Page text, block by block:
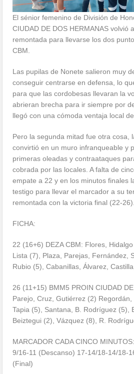
El sénior femenino de División de
CIUDAD DE DOS HERMANAS volvió
remontada para llevarse los dos
CBM.
Las pupilas de Nonete salieron muy
conseguir centrarse en defensa, lo
para que las cordobesas llevaran la
abrieran brecha para ir siempre por
llegó con una cómoda ventaja local
Pero la segunda mitad fue otra cosa,
convirtió en un muro infranqueable y
primeras oleadas y contraataques
cobrada por las locales. A falta de
empate a 22 y en los minutos finales
testigo para llevar el marcador a su
remontada con la victoria final (22-26).
FICHA:
22 (16+6) DEZA CBM: Flores,
Lista (7), Plaza, Parejas, Fernández,
Rubio (5), Cabanillas, Álvarez,
26 (11+15) BMM5 PROIN CIUDAD
Parejo, Cruz, Gutiérrez (2) Regordán,
Tapia (5), Santana, B. Rodríguez (5),
Beiztegui (2), Vázquez (8), R.
MARCADOR CADA CINCO
9/16-11 (Descanso) 17-14/18-14/18-
(Final)